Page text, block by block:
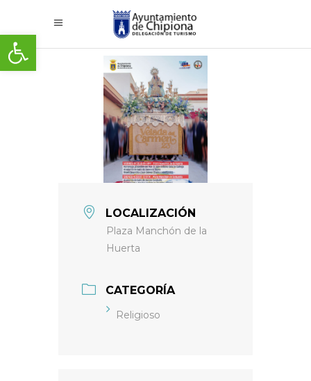
Abrir barra de herramientas
LOCALIZACIÓN
Plaza Manchón de la
Huerta
CATEGORÍA
Religioso